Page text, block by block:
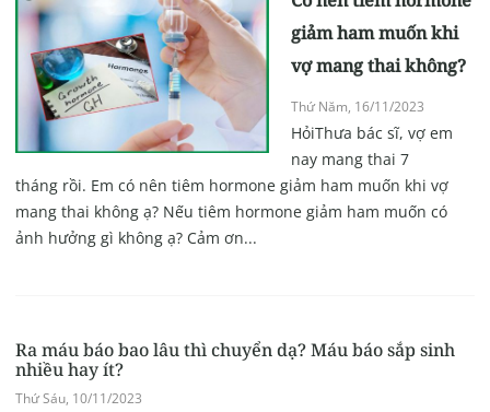
giảm ham muốn khi
vợ mang thai không?
Thứ Năm, 16/11/2023
HỏiThưa bác sĩ, vợ em
nay mang thai 7
tháng rồi. Em có nên tiêm hormone giảm ham muốn khi vợ
mang thai không ạ? Nếu tiêm hormone giảm ham muốn có
ảnh hưởng gì không ạ? Cảm ơn...
Ra máu báo bao lâu thì chuyển dạ? Máu báo sắp sinh
nhiều hay ít?
Thứ Sáu, 10/11/2023